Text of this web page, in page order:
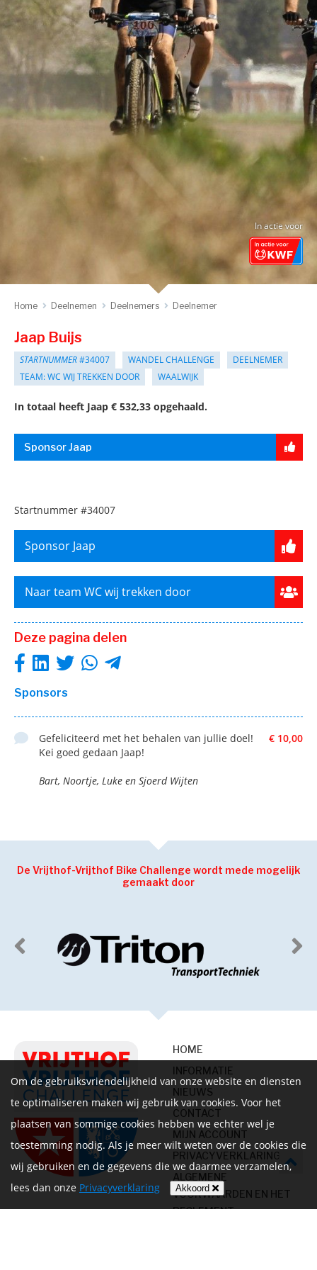
In actie voor
Home Deelnemen Deelnemers Deelnemer
Jaap Buijs
STARTNUMMER#34007 WANDEL CHALLENGE
DEELNEMER
TEAM: WC WIJ TREKKEN DOOR
WAALWIJK
In totaal heeft Jaap € 532,33 opgehaald.
Sponsor Jaap
Startnummer #34007
Sponsor Jaap
Naar team WC wij trekken door
Deze pagina delen
Sponsors
€ 10,00
Gefeliciteerd met het behalen van jullie doel!
Kei goed gedaan Jaap!
Bart, Noortje, Luke en Sjoerd Wijten
De Vrijthof-Vrijthof Bike Challenge wordt mede mogelijk
gemaakt door
HOME
INFORMATIE
NIEUWS
CONTACT
MIJN ACCOUNT
PRIVACYVERKLARING
ALGEMENE
VOORWAARDEN EN HET
REGLEMENT
Om de gebruiksvriendelijkheid van onze website en diensten
te optimaliseren maken wij gebruik van cookies. Voor het
plaatsen van sommige cookies hebben we echter wel je
toestemming nodig. Als je meer wilt weten over de cookies die
wij gebruiken en de gegevens die we daarmee verzamelen,
lees dan onze Privacyverklaring Akkoord